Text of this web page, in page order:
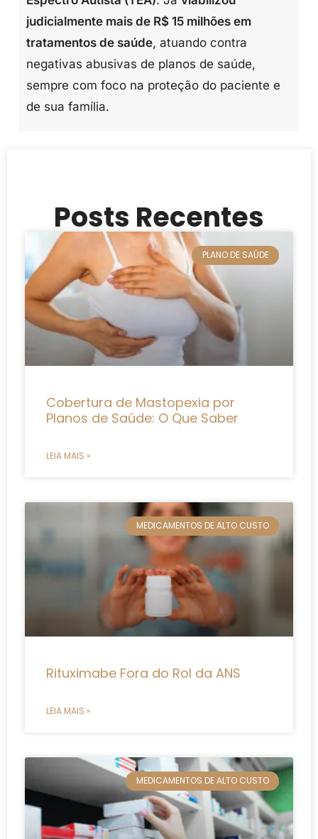
judicialmente mais de R$ 15 milhões em
tratamentos de saúde, atuando contra
negativas abusivas de planos de saúde,
sempre com foco na proteção do paciente e
de sua família.
Posts Recentes
PLANO DE SAÚDE
Cobertura de Mastopexia por
Planos de Saúde: O Que Saber
LEIA MAIS »
MEDICAMENTOS DE ALTO CUSTO
Rituximabe Fora do Rol da ANS
LEIA MAIS »
MEDICAMENTOS DE ALTO CUSTO